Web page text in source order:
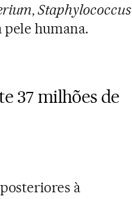
,Staphylococcus
humana.
37 milhões de
à